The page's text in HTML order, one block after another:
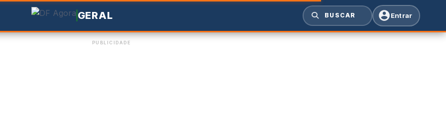
GERAL BUSCAR Entrar
PUBLICIDADE